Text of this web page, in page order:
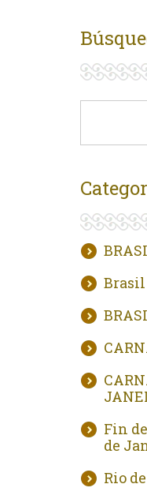
Brasil
Fin
de
Rio